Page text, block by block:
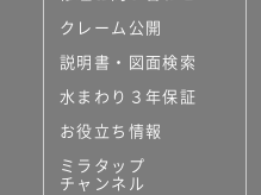
クレーム公開
説明書・図面検索
水まわり３年保証
お役立ち情報
ミラタップ
チャンネル